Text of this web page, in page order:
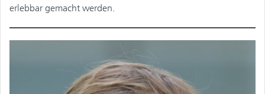
erlebbar gemacht werden.